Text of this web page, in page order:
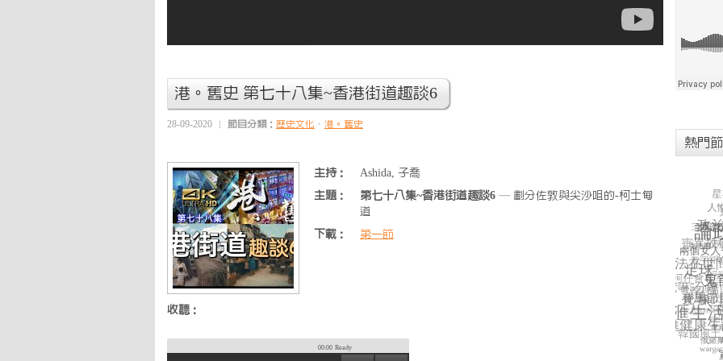
港。舊史 第七十八集~香港街道趣談6
28-09-2020 節目分類： 歷史文化 、 港。舊史
主持：
Ashida, 子喬
主題：
第七十八集~香港街道趣談6 — 劃分佐敦與尖沙咀的-柯士甸
道
下載：
第一節
收聽：
00:00 Ready
熱門